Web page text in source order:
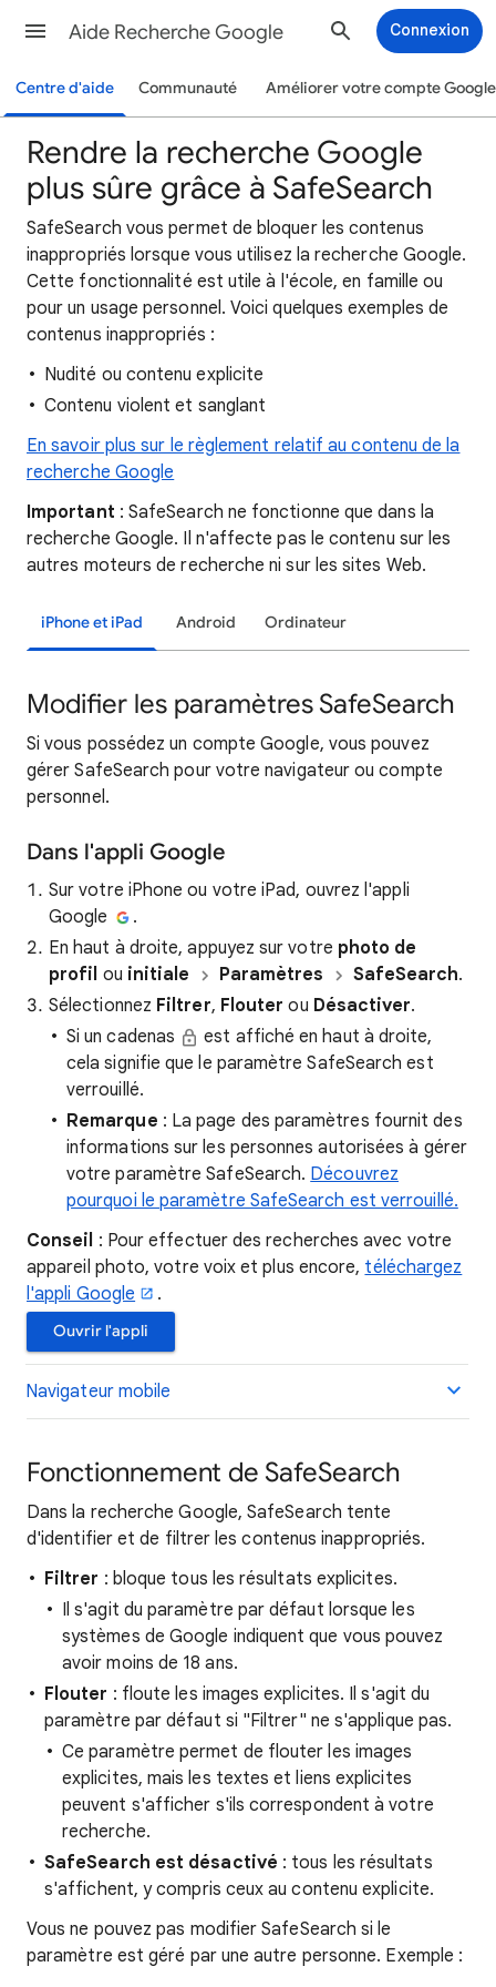
Aide Recherche Google Connexion
Centre d'aide Communauté Améliorer votre compte Google
Rendre la recherche Google
plus sûre grâce à SafeSearch
SafeSearch vous permet de bloquer les contenus
inappropriés lorsque vous utilisez la recherche Google.
Cette fonctionnalité est utile à l'école, en famille ou
pour un usage personnel. Voici quelques exemples de
contenus inappropriés :
Nudité ou contenu explicite
Contenu violent et sanglant
En savoir plus sur le règlement relatif au contenu de la
recherche Google
Important : SafeSearch ne fonctionne que dans la
recherche Google. Il n'affecte pas le contenu sur les
autres moteurs de recherche ni sur les sites Web.
iPhone et iPad Android Ordinateur
Modifier les paramètres SafeSearch
Si vous possédez un compte Google, vous pouvez
gérer SafeSearch pour votre navigateur ou compte
personnel.
Dans l'appli Google
Sur votre iPhone ou votre iPad, ouvrez l'appli
Google
.
En haut à droite, appuyez sur votre photo de
profil ou initiale Paramètres SafeSearch.
Sélectionnez Filtrer, Flouter ou Désactiver.
Si un cadenas
est affiché en haut à droite,
cela signifie que le paramètre SafeSearch est
verrouillé.
Remarque : La page des paramètres fournit des
informations sur les personnes autorisées à gérer
votre paramètre SafeSearch. Découvrez
pourquoi le paramètre SafeSearch est verrouillé.
Conseil : Pour effectuer des recherches avec votre
appareil photo, votre voix et plus encore, téléchargez
l'appli Google
.
Ouvrir l'appli
Navigateur mobile
Fonctionnement de SafeSearch
Dans la recherche Google, SafeSearch tente
d'identifier et de filtrer les contenus inappropriés.
Filtrer : bloque tous les résultats explicites.
Il s'agit du paramètre par défaut lorsque les
systèmes de Google indiquent que vous pouvez
avoir moins de 18 ans.
Flouter : floute les images explicites. Il s'agit du
paramètre par défaut si "Filtrer" ne s'applique pas.
Ce paramètre permet de flouter les images
explicites, mais les textes et liens explicites
peuvent s'afficher s'ils correspondent à votre
recherche.
SafeSearch est désactivé : tous les résultats
s'affichent, y compris ceux au contenu explicite.
Vous ne pouvez pas modifier SafeSearch si le
paramètre est géré par une autre personne. Exemple :